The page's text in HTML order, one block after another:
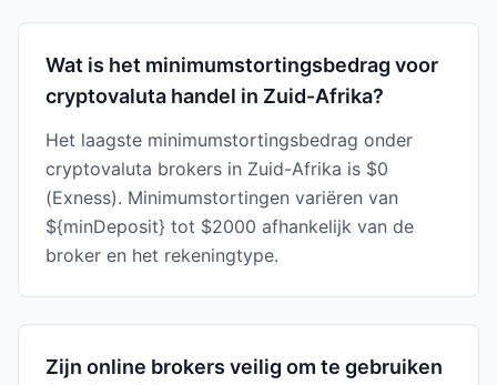
Wat is het minimumstortingsbedrag voor
cryptovaluta handel in Zuid-Afrika?
Het laagste minimumstortingsbedrag onder
cryptovaluta brokers in Zuid-Afrika is $0
(Exness). Minimumstortingen variëren van
${minDeposit} tot $2000 afhankelijk van de
broker en het rekeningtype.
Zijn online brokers veilig om te gebruiken